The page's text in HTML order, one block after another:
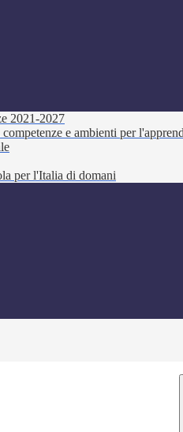
2021-2027
e ambienti per
per l'Italia di domani